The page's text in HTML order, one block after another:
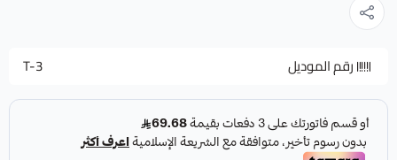
رقم الموديل T-3